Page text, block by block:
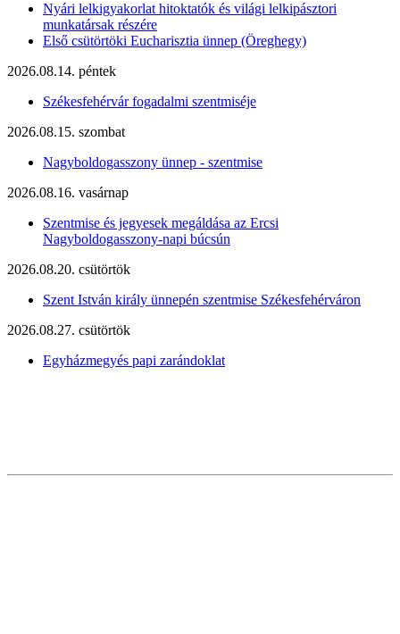
Nyári lelkigyakorlat hitoktatók és világi lelkipásztori
munkatársak részére
Első csütörtöki Eucharisztia ünnep (Öreghegy)
2026.08.14. péntek
Székesfehérvár fogadalmi szentmiséje
2026.08.15. szombat
Nagyboldogasszony ünnep - szentmise
2026.08.16. vasárnap
Szentmise és jegyesek megáldása az Ercsi
Nagyboldogasszony-napi búcsún
2026.08.20. csütörtök
Szent István király ünnepén szentmise Székesfehérváron
2026.08.27. csütörtök
Egyházmegyés papi zarándoklat